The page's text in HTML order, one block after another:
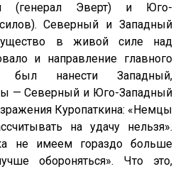
(генерал Эверт) и Юго-
Северный и Западный
в живой силе над
и направление главного
нанести Западный,
— Северный и Юго-Западный
Куропаткина: «Немцы
на удачу нельзя».
не имеем гораздо больше
обороняться». Что это,